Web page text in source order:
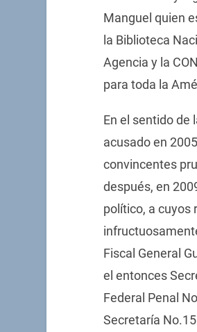
Manguel quien
la Biblioteca
Agencia y la
para toda la
En el sentido de
acusado en
convincentes
después, en
político, a cuyos
Fiscal General
el entonces
Federal Penal
Secretaría